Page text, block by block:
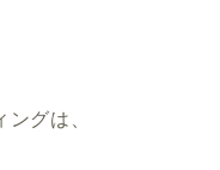
グは、